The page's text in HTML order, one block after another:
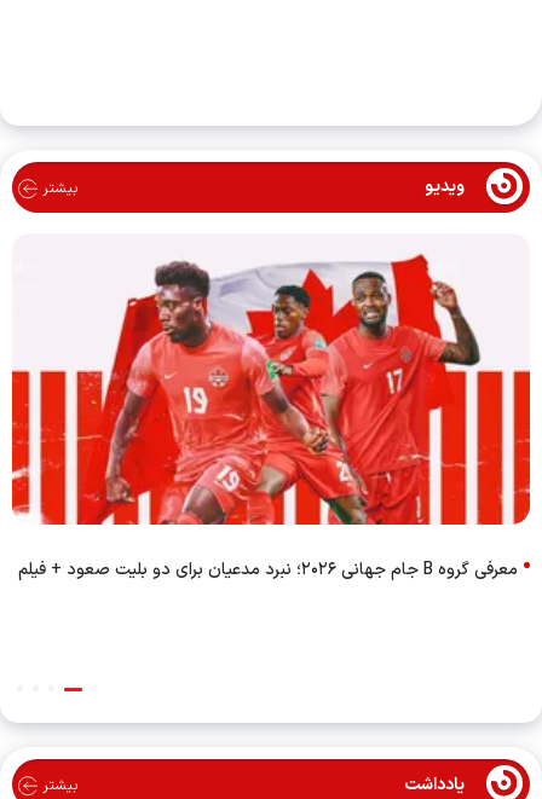
ویدیو بیشتر
معرفی گروه B جام جهانی ۲۰۲۶؛ نبرد مدعیان برای دو بلیت صعود + فیلم
یادداشت بیشتر